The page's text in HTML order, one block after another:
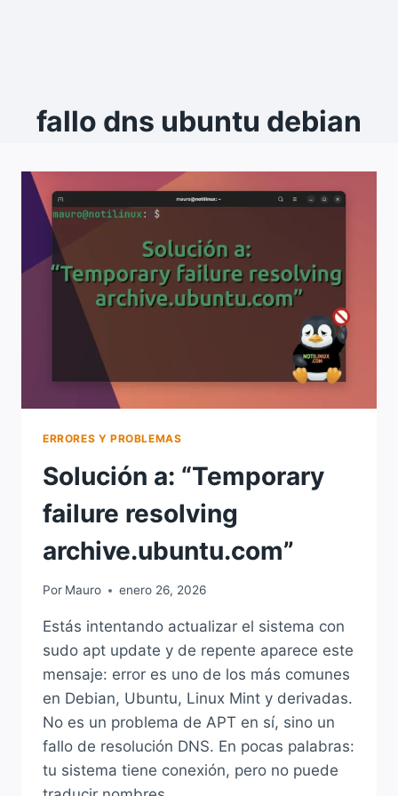
fallo dns ubuntu debian
ERRORES Y PROBLEMAS
Solución a: “Temporary
failure resolving
archive.ubuntu.com”
Por Mauro enero 26, 2026
Estás intentando actualizar el sistema con
sudo apt update y de repente aparece este
mensaje: error es uno de los más comunes
en Debian, Ubuntu, Linux Mint y derivadas.
No es un problema de APT en sí, sino un
fallo de resolución DNS. En pocas palabras:
tu sistema tiene conexión, pero no puede